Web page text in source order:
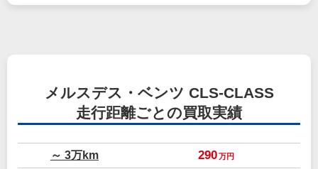
メルスデス・ベンツ CLS-CLASS
走行距離ごとの買取実績
～ 3万km 290 万円